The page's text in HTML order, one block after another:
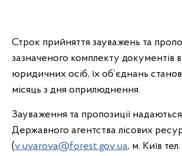
Строк прийняття зауважень та
зазначеного комплекту документів
юридичних осіб, їх об’єднань
місяць з дня оприлюднення.
Зауваження та пропозиції
Державного агентства лісових
(v.uvarova@forest.gov.ua, м. Київ